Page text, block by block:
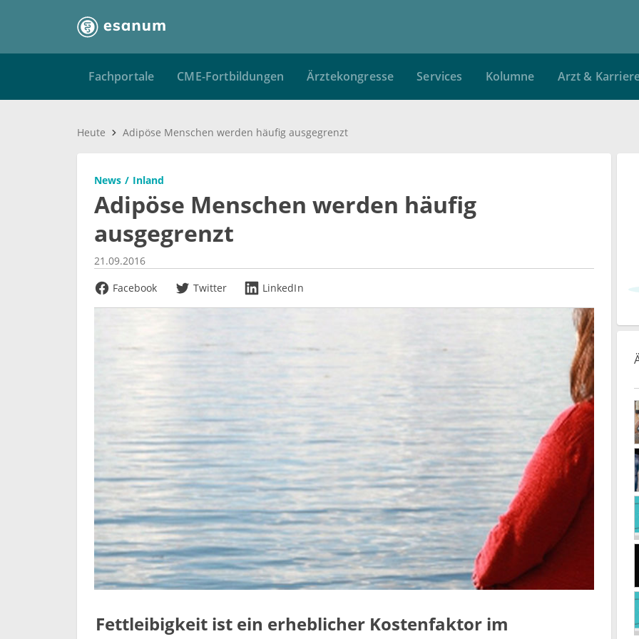
Fachportale CME-Fortbildungen Ärztekongresse Services Kolumne Arzt &
Heute Adipöse Menschen werden häufig ausgegrenzt
News Inland
Adipöse Menschen werden häufig
ausgegrenzt
21.09.2016
Facebook
Twitter LinkedIn
Fettleibigkeit ist ein erheblicher Kostenfaktor im